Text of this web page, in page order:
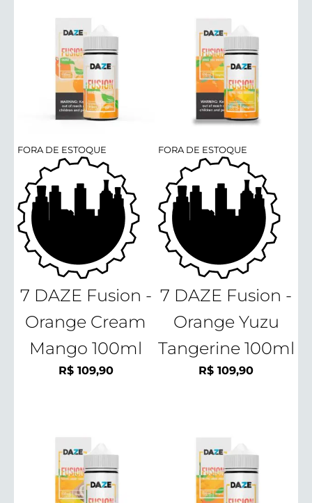
FORA DE ESTOQUE
7 DAZE Fusion -
Orange Cream
Mango 100ml
R$109,90
FORA DE ESTOQUE
7 DAZE Fusion -
Orange Yuzu
Tangerine 100ml
R$ 109,90